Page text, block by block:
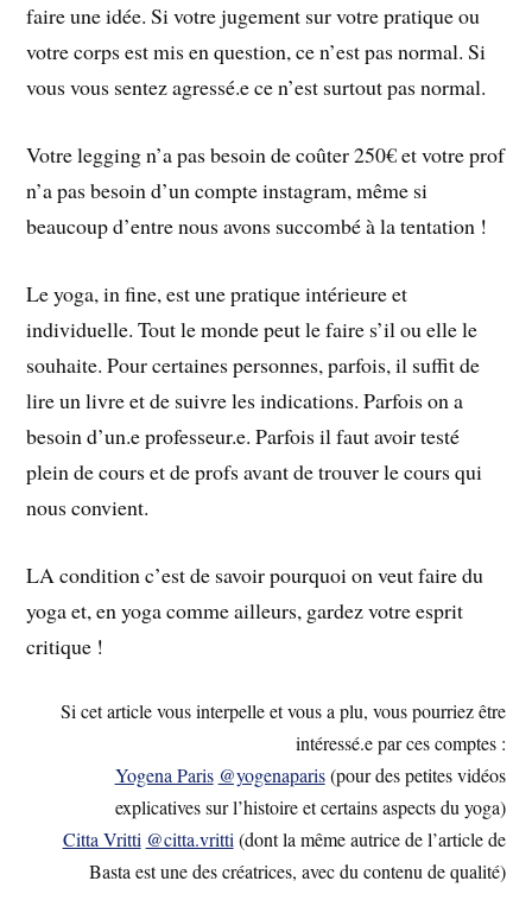
faire une idée. Si votre jugement sur votre pratique ou
votre corps est mis en question, ce n’est pas normal. Si
vous vous sentez agressé.e ce n’est surtout pas normal.
Votre legging n’a pas besoin de coûter 250€ et votre prof
n’a pas besoin d’un compte instagram, même si
beaucoup d’entre nous avons succombé à la tentation !
Le yoga, in fine, est une pratique intérieure et
individuelle. Tout le monde peut le faire s’il ou elle le
souhaite. Pour certaines personnes, parfois, il suffit de
lire un livre et de suivre les indications. Parfois on a
besoin d’un.e professeur.e. Parfois il faut avoir testé
plein de cours et de profs avant de trouver le cours qui
nous convient.
LA condition c’est de savoir pourquoi on veut faire du
yoga et, en yoga comme ailleurs, gardez votre esprit
critique !
Si cet article vous interpelle et vous a plu, vous pourriez être
intéressé.e par ces comptes :
Yogena Paris @yogenaparis(pour des petites vidéos
explicatives sur l’histoire et certains aspects du yoga)
Citta Vritti @citta.vritti(dont la même autrice de l’article de
Basta est une des créatrices, avec du contenu de qualité)